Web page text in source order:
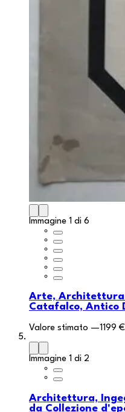
Immagine 1 di 6
Arte, Architettura
Catafalco, Antico
Valore stimato —1199 €
Immagine 1 di 2
Architettura,
da Collezione